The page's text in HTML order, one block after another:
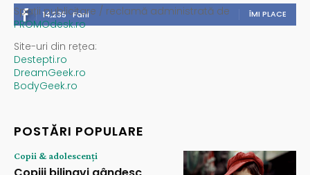
14,235 Fani ÎMI PLACE
Spații publicitare / reclamă administrată de
PROMOdesk.ro
Site-uri din rețea:
Destepti.ro
DreamGeek.ro
BodyGeek.ro
POSTĂRI POPULARE
Copii & adolescenți